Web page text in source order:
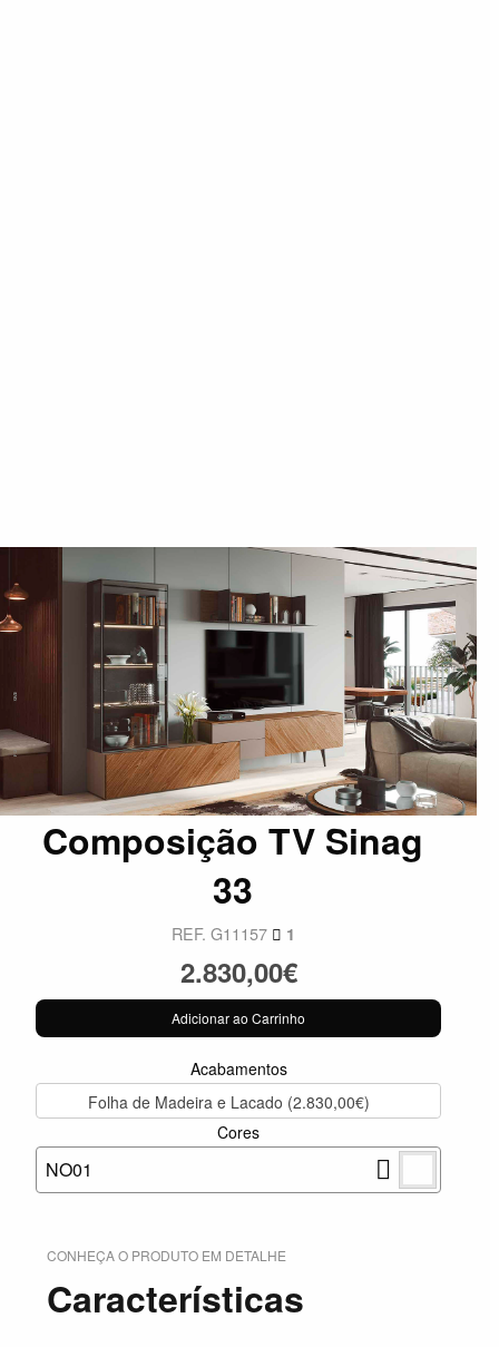
Composição TV Sinag
33
REF. G11157 1
2.830,00€
Adicionar ao Carrinho
Acabamentos
Folha de Madeira e Lacado (2.830,00€)
Cores
NO01
CONHEÇA O PRODUTO EM DETALHE
Características